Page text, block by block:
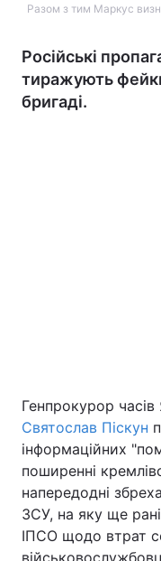
Україна
Економіка
Спорт
Техно і зв'язок
Разом з тим Маркус
Російські
тиражують
бригаді.
Генпрокурор
Святослав Піскун
інформаційних
поширенні
напередодні
ЗСУ, на яку ще
ІПСО щодо втрат